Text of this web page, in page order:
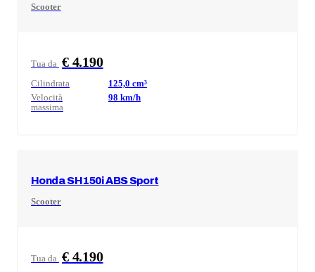
Scooter
Tua da € 4.190
Cilindrata 125,0 cm³
Velocità
massima
98 km/h
HondaSH150i ABS Sport
Scooter
Tua da € 4.190